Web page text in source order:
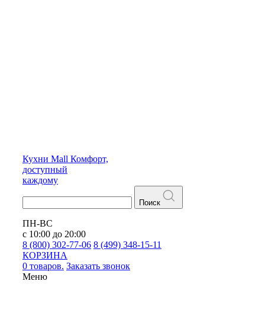
Кухни Mall Комфорт,
доступный
каждому
Поиск
ПН-ВС
с 10:00 до 20:00
8 (800) 302-77-06 8 (499) 348-15-11
КОРЗИНА
0 товаров. Заказать звонок
Меню